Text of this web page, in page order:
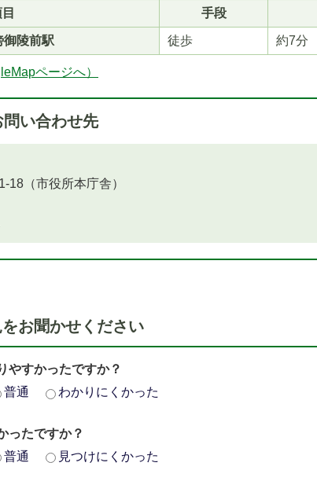
手段
御陵前駅 徒歩 約7分
ページへ）
い合わせ先
18（市役所本庁舎）
お聞かせください
やすかったですか？
普通 わかりにくかった
ったですか？
普通 見つけにくかった
ス
ラ
イ
ド
ス
ラ